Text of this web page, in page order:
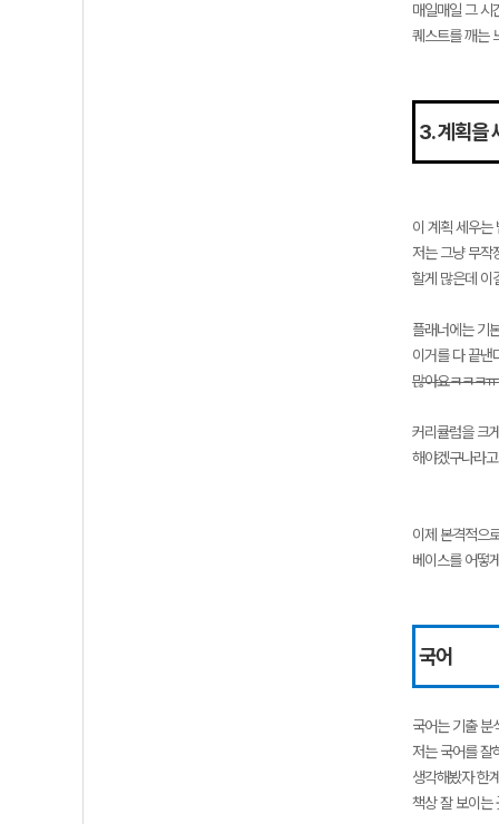
매일매일 그 시
퀘스트를 깨는
3. 계획을
이 계획 세우는
저는 그냥 무작
할게 많은데 이
플래너에는 기
이거를 다 끝낸
많아요ㅋㅋㅋ
커리큘럼을 크
해야겠구나라
이제 본격적으
베이스를 어떻
국어
국어는 기출 분
저는 국어를 잘
생각해봤자 한
책상 잘 보이는